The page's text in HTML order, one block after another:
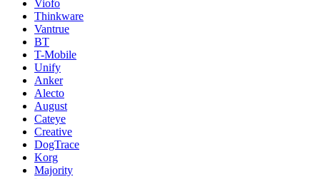
Viofo
Thinkware
Vantrue
BT
T-Mobile
Unify
Anker
Alecto
August
Cateye
Creative
DogTrace
Korg
Majority